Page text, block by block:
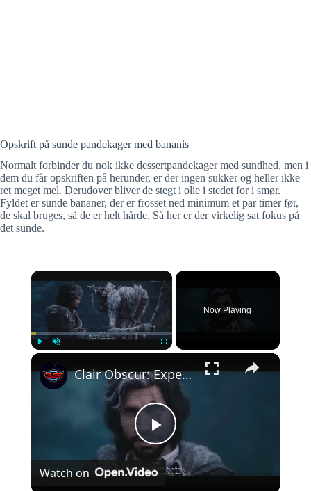
Opskrift på sunde pandekager med bananis
Normalt forbinder du nok ikke dessertpandekager med sundhed, men i
dem du får opskriften på herunder, er der ingen sukker og heller ikke
ret meget mel. Derudover bliver de stegt i olie i stedet for i smør.
Fyldet er sunde bananer, der er frosset ned minimum et par timer før,
de skal bruges, så de er helt hårde. Så her er der virkelig sat fokus på
det sunde.
×
Now Playing
×
P
Clair Obscur: Expedition 33 - Act 2 Camp: Check On The Others: "Verso Magic" Lune, Maelle Cutscene
Watch on